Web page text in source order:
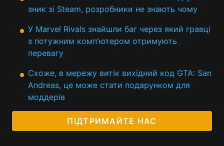
Тема оформлення
зник зі Steam, розробники не знають чому
У Marvel Rivals знайшли баг через який гравці
з потужним комп'ютером отримують
перевагу
Схоже, в мережу витік вихідний код GTA: San
Andreas, це може стати подарунком для
моддерів
ПІДТРИМАЙТЕ НАС